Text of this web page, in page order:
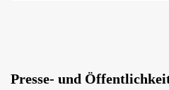
Presse- und